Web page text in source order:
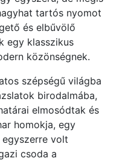
tartós nyomot
és elbűvölő
egy klasszikus
közönségnek.
szépségű világba
birodalmába,
elmosódtak és
homokja, egy
volt
csoda a